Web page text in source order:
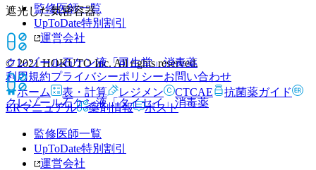
遮光した気密容器。
クレゾール石ケン液「司生堂」消毒薬
クレゾール石ケン液「タイセイ」消毒薬
監修医師一覧
UpToDate特別割引
運営会社
© 2021 HOKUTO Inc. All rights reserved.
利用規約プライバシーポリシーお問い合わせ
ホーム
表・計算 レジメン CTCAE
抗菌薬ガイド
ERマニュアル
薬剤情報 ポスト
監修医師一覧
UpToDate特別割引
運営会社